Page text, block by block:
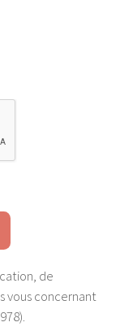
de
vous concernant